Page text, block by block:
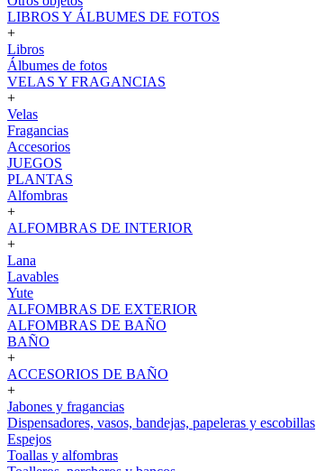
LIBROS Y ÁLBUMES DE FOTOS
+
Libros
Álbumes de fotos
VELAS Y FRAGANCIAS
+
Velas
Fragancias
Accesorios
JUEGOS
PLANTAS
Alfombras
+
ALFOMBRAS DE INTERIOR
+
Lana
Lavables
Yute
ALFOMBRAS DE EXTERIOR
ALFOMBRAS DE BAÑO
BAÑO
+
ACCESORIOS DE BAÑO
+
Jabones y fragancias
Dispensadores, vasos, bandejas, papeleras y escobillas
Espejos
Toallas y alfombras